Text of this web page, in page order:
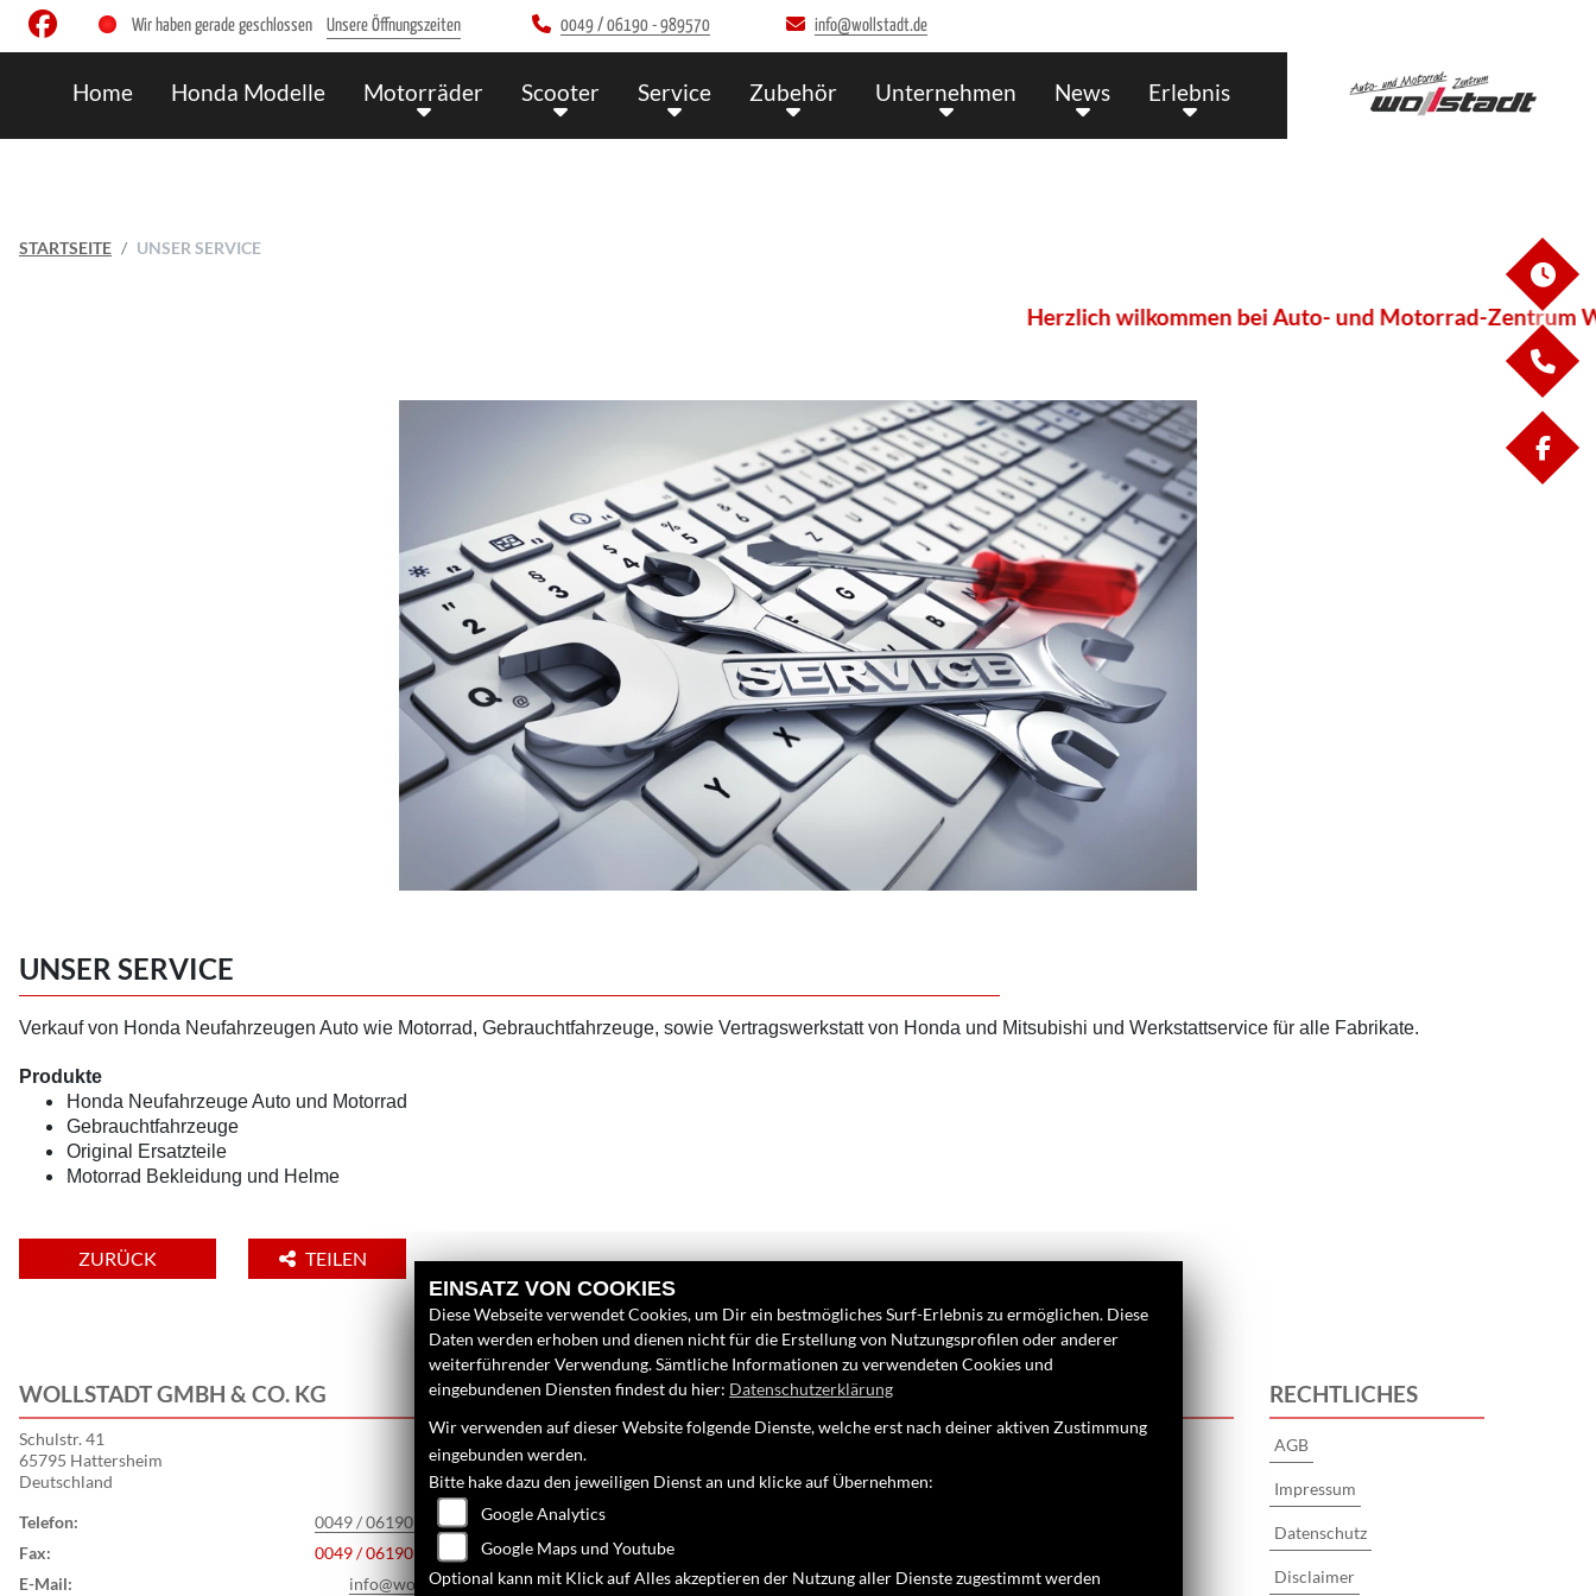
Wir haben gerade geschlossen Unsere Öffnungszeiten 0049 / 06190 - 989570 info@wollstadt.de
Home Honda Modelle Motorräder Scooter Service Zubehör Unternehmen News Erlebnis
STARTSEITE UNSER SERVICE
Herzlich wilkommen bei Auto- und Motorrad-Zentrum
UNSER SERVICE
Verkauf von Honda Neufahrzeugen Auto wie Motorrad, Gebrauchtfahrzeuge, sowie Vertragswerkstatt von Honda und Mitsubishi und Werkstattservice für alle Fabrikate.
Produkte
Honda Neufahrzeuge Auto und Motorrad
Gebrauchtfahrzeuge
Original Ersatzteile
Motorrad Bekleidung und Helme
ZURÜCK TEILEN
WOLLSTADT GMBH & CO. KG
Schulstr. 41
65795 Hattersheim
Deutschland
Telefon:
0049 / 06190 - 989570
Fax:
0049 / 06190 - 989598
E-Mail:
info@wollstadt.de
LINKS
Unternehmen
RECHTLICHES
AGB
Impressum
Datenschutz
Disclaimer
EINSATZ VON COOKIES
Diese Webseite verwendet Cookies, um Dir ein bestmögliches Surf-Erlebnis zu ermöglichen. Diese
Daten werden erhoben und dienen nicht für die Erstellung von Nutzungsprofilen oder anderer
weiterführender Verwendung. Sämtliche Informationen zu verwendeten Cookies und
eingebundenen Diensten findest du hier: Datenschutzerklärung
Wir verwenden auf dieser Website folgende Dienste, welche erst nach deiner aktiven Zustimmung
eingebunden werden.
Bitte hake dazu den jeweiligen Dienst an und klicke auf Übernehmen:
Google Analytics
Google Maps und Youtube
Optional kann mit Klick auf Alles akzeptieren der Nutzung aller Dienste zugestimmt werden